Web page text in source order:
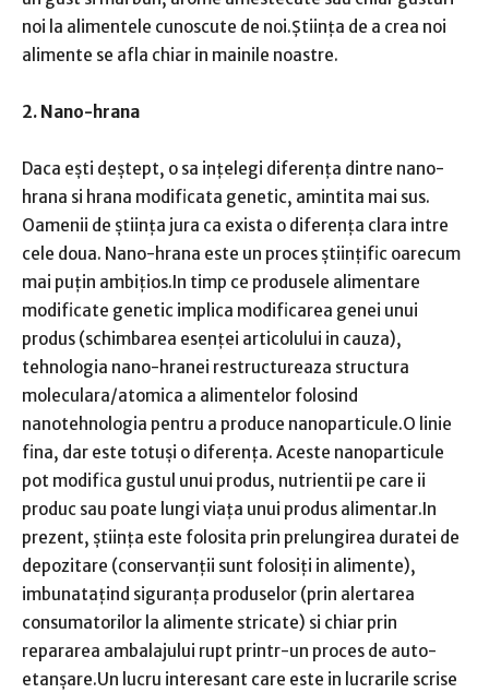
noi la alimentele cunoscute de noi.Știința de a crea noi
alimente se afla chiar in mainile noastre.
2. Nano-hrana
Daca ești deștept, o sa ințelegi diferența dintre nano-
hrana si hrana modificata genetic, amintita mai sus.
Oamenii de știința jura ca exista o diferența clara intre
cele doua. Nano-hrana este un proces științific oarecum
mai puțin ambițios.In timp ce produsele alimentare
modificate genetic implica modificarea genei unui
produs (schimbarea esenței articolului in cauza),
tehnologia nano-hranei restructureaza structura
moleculara/atomica a alimentelor folosind
nanotehnologia pentru a produce nanoparticule.O linie
fina, dar este totuși o diferența. Aceste nanoparticule
pot modifica gustul unui produs, nutrientii pe care ii
produc sau poate lungi viața unui produs alimentar.In
prezent, știința este folosita prin prelungirea duratei de
depozitare (conservanții sunt folosiți in alimente),
imbunatațind siguranța produselor (prin alertarea
consumatorilor la alimente stricate) si chiar prin
repararea ambalajului rupt printr-un proces de auto-
etanșare.Un lucru interesant care este in lucrarile scrise